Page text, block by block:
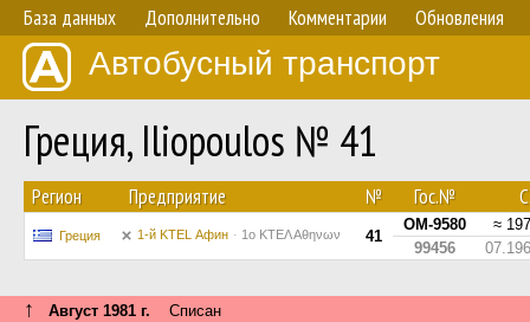
База данных Дополнительно Комментарии Обновления
Автобусный транспорт
Греция, Iliopoulos № 41
Регион Предприятие № Гос.№
Греция 1-й KTEL Афин 1ο ΚΤΕΛ Αθηνων 41
OM-9580
≈
99456
↑ Август 1981 г. Списан